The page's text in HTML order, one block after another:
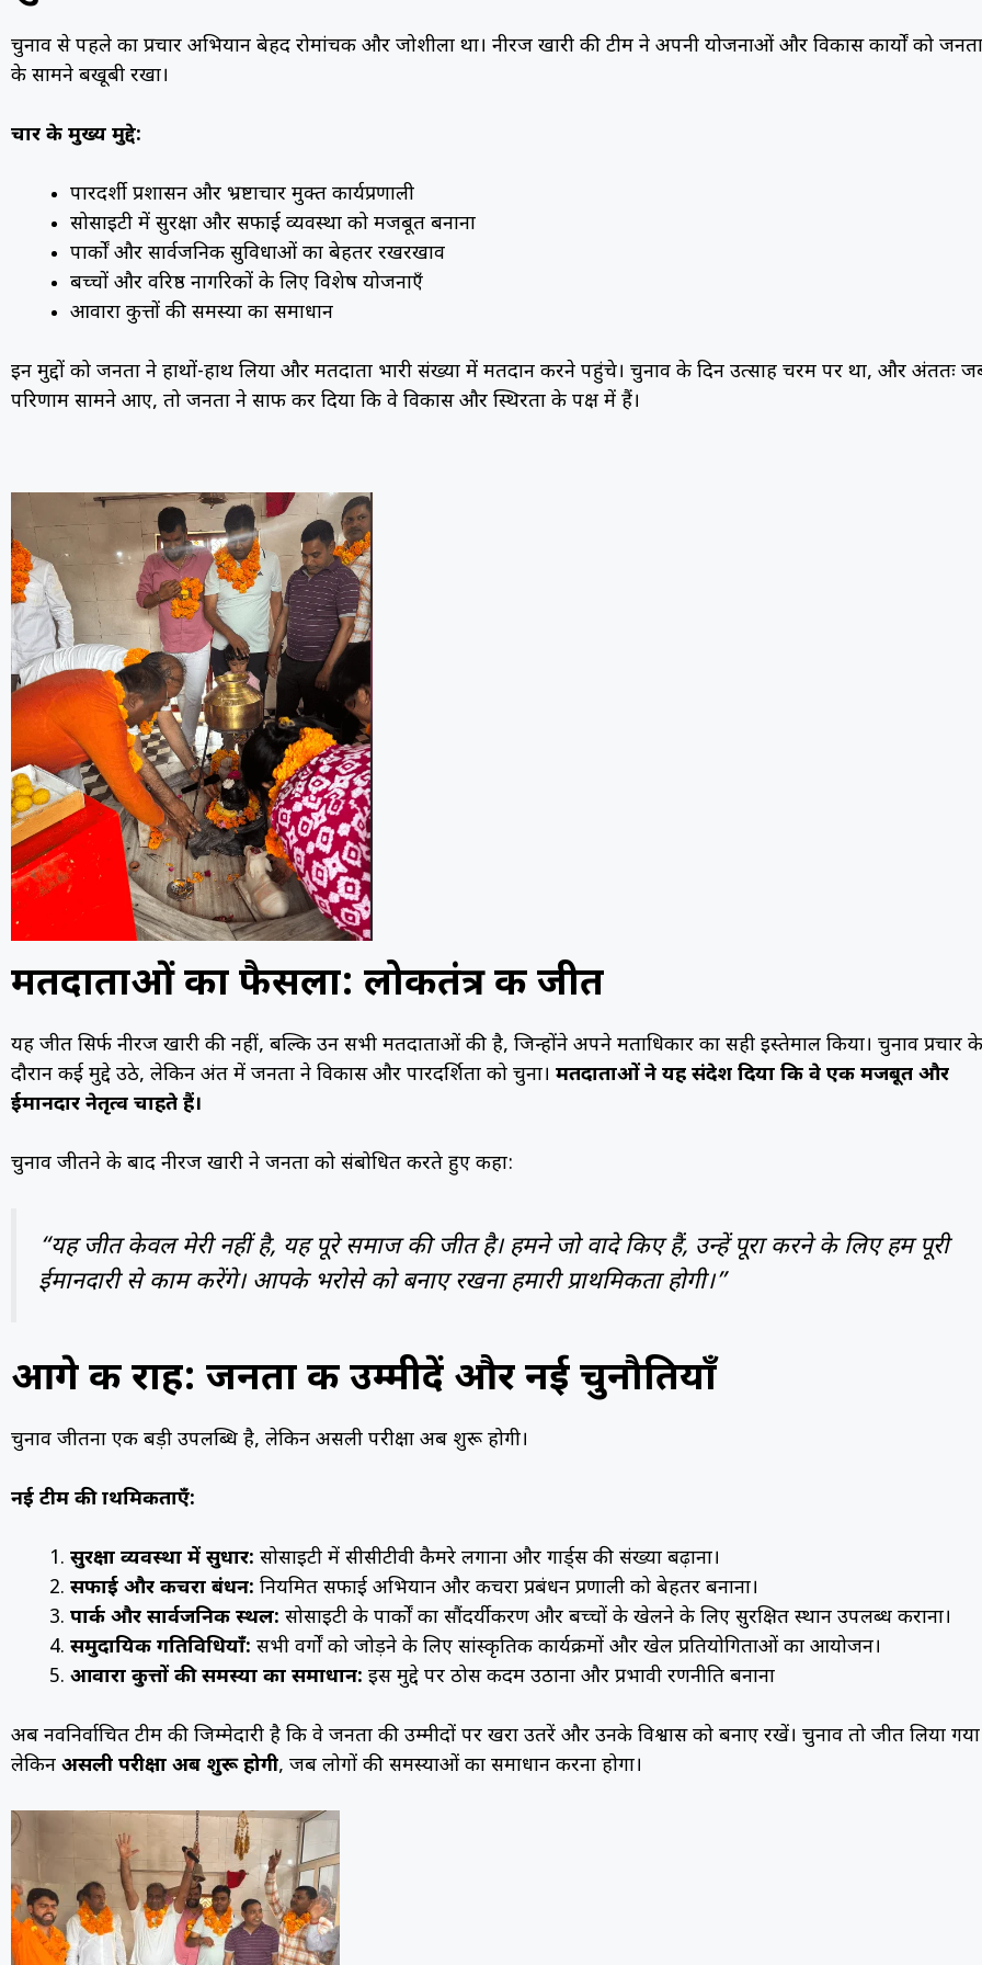
चुनाव से पहले का प्रचार अभियान बेहद रोमांचक और जोशीला था। नीरज खारी की टीम ने अपनी योजनाओं और विकास कार्यों को जनता
के सामने बखूबी रखा।
प्रचार के मुख्य मुद्दे:
पारदर्शी प्रशासन और भ्रष्टाचार मुक्त कार्यप्रणाली
सोसाइटी में सुरक्षा और सफाई व्यवस्था को मजबूत बनाना
पार्कों और सार्वजनिक सुविधाओं का बेहतर रखरखाव
बच्चों और वरिष्ठ नागरिकों के लिए विशेष योजनाएँ
आवारा कुत्तों की समस्या का समाधान
इन मुद्दों को जनता ने हाथों-हाथ लिया और मतदाता भारी संख्या में मतदान करने पहुंचे। चुनाव के दिन उत्साह चरम पर था, और अंततः
परिणाम सामने आए, तो जनता ने साफ कर दिया कि वे विकास और स्थिरता के पक्ष में हैं।
मतदाताओं का फैसला: लोकतंत्र की जीत
यह जीत सिर्फ नीरज खारी की नहीं, बल्कि उन सभी मतदाताओं की है, जिन्होंने अपने मताधिकार का सही इस्तेमाल किया। चुनाव प्रचार के
दौरान कई मुद्दे उठे, लेकिन अंत में जनता ने विकास और पारदर्शिता को चुना। मतदाताओं ने यह संदेश दिया कि वे एक मजबूत और
ईमानदार नेतृत्व चाहते हैं।
चुनाव जीतने के बाद नीरज खारी ने जनता को संबोधित करते हुए कहा:
“यह जीत केवल मेरी नहीं है, यह पूरे समाज की जीत है। हमने जो वादे किए हैं, उन्हें पूरा करने के लिए हम पूरी
ईमानदारी से काम करेंगे। आपके भरोसे को बनाए रखना हमारी प्राथमिकता होगी।”
आगे की राह: जनता की उम्मीदें और नई चुनौतियाँ
चुनाव जीतना एक बड़ी उपलब्धि है, लेकिन असली परीक्षा अब शुरू होगी।
नई टीम की प्राथमिकताएँ:
सुरक्षा व्यवस्था में सुधार: सोसाइटी में सीसीटीवी कैमरे लगाना और गार्ड्स की संख्या बढ़ाना।
सफाई और कचरा प्रबंधन: नियमित सफाई अभियान और कचरा प्रबंधन प्रणाली को बेहतर बनाना।
पार्क और सार्वजनिक स्थल: सोसाइटी के पार्कों का सौंदर्यीकरण और बच्चों के खेलने के लिए सुरक्षित स्थान उपलब्ध कराना।
समुदायिक गतिविधियाँ: सभी वर्गों को जोड़ने के लिए सांस्कृतिक कार्यक्रमों और खेल प्रतियोगिताओं का आयोजन।
आवारा कुत्तों की समस्या का समाधान: इस मुद्दे पर ठोस कदम उठाना और प्रभावी रणनीति बनाना
अब नवनिर्वाचित टीम की जिम्मेदारी है कि वे जनता की उम्मीदों पर खरा उतरें और उनके विश्वास को बनाए रखें। चुनाव तो जीत लिया
लेकिन असली परीक्षा अब शुरू होगी, जब लोगों की समस्याओं का समाधान करना होगा।